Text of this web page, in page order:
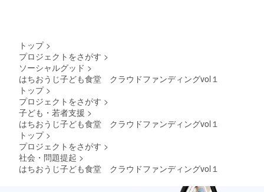
トップ >
プロジェクトをさがす >
ソーシャルグッド >
はちおうじ子ども食堂 クラウドファンディングvol１
トップ >
プロジェクトをさがす >
子ども・若者支援 >
はちおうじ子ども食堂 クラウドファンディングvol１
トップ >
プロジェクトをさがす >
社会・問題提起 >
はちおうじ子ども食堂 クラウドファンディングvol１